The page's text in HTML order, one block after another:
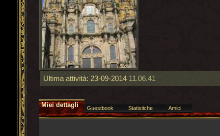
Ultima attività: 23-09-2014 11.06.41
Miei dettagli Guestbook Statistiche Amici